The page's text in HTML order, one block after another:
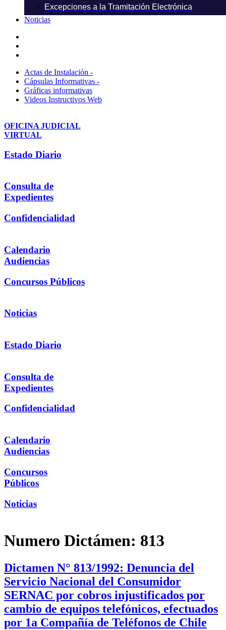
Excepciones a la Tramitación Electrónica
Noticias
Actas de Instalación -
Cápsulas Informativas -
Gráficas informativas
Videos Instructivos Web
OFICINA JUDICIAL
VIRTUAL
Estado Diario
Consulta de
Expedientes
Confidencialidad
Calendario
Audiencias
Concursos Públicos
Noticias
Estado Diario
Consulta de
Expedientes
Confidencialidad
Calendario
Audiencias
Concursos
Públicos
Noticias
Numero Dictámen: 813
Dictamen N° 813/1992: Denuncia del
Servicio Nacional del Consumidor
SERNAC por cobros injustificados por
cambio de equipos telefónicos, efectuados
por 1a Compañía de Teléfonos de Chile